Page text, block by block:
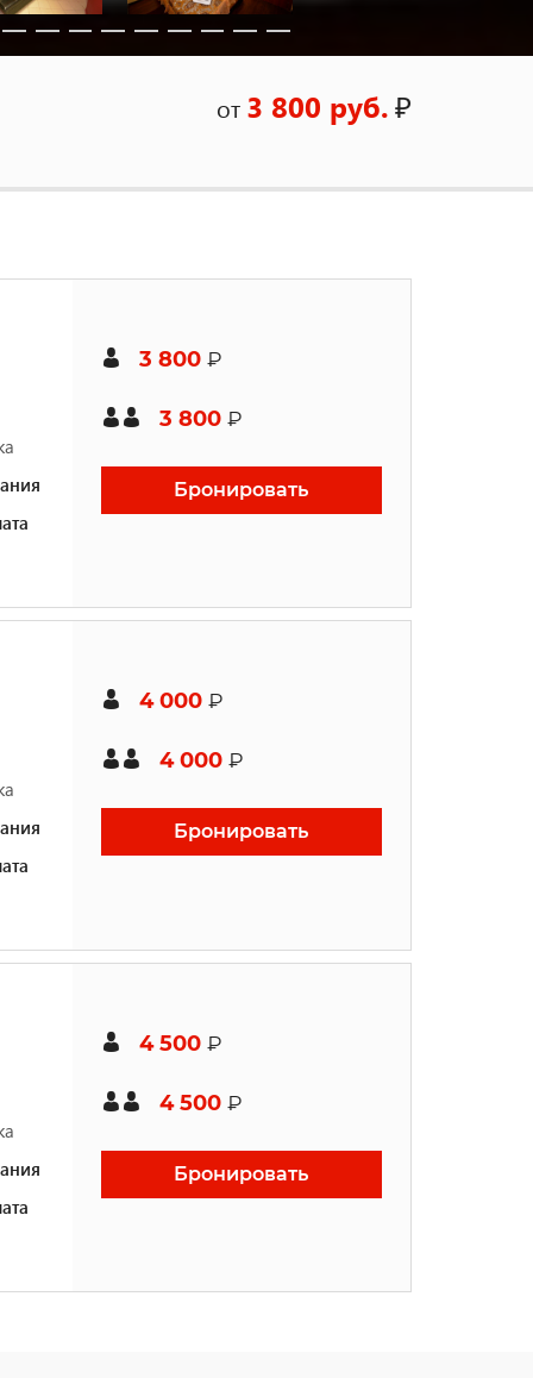
от 3 800 руб.₽
3 800 ₽
3 800 ₽
Бронировать
4 000 ₽
4 000 ₽
Бронировать
4 500 ₽
4 500 ₽
Бронировать